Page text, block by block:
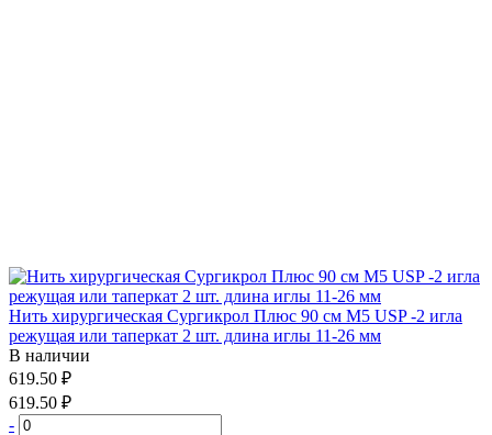
Нить хирургическая Сургикрол Плюс 90 см М5 USP -2 игла
режущая или таперкат 2 шт. длина иглы 11-26 мм
В наличии
619.50 ₽
619.50 ₽
-